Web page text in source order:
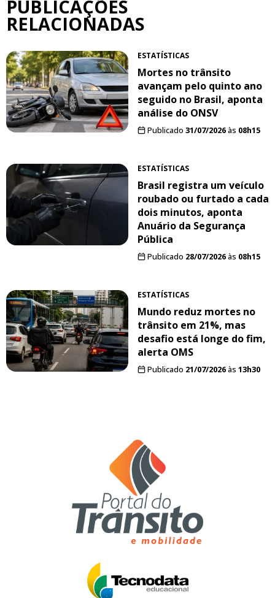
PUBLICAÇÕES
RELACIONADAS
ESTATÍSTICAS
Mortes no trânsito
avançam pelo quinto ano
seguido no Brasil, aponta
análise do ONSV
Publicado 31/07/2026às 08h15
ESTATÍSTICAS
Brasil registra um veículo
roubado ou furtado a cada
dois minutos, aponta
Anuário da Segurança
Pública
Publicado 28/07/2026às 08h15
ESTATÍSTICAS
Mundo reduz mortes no
trânsito em 21%, mas
desafio está longe do fim,
alerta OMS
Publicado 21/07/2026às 13h30